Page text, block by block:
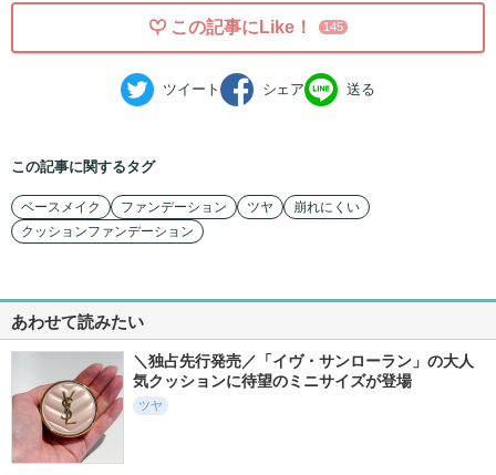
この記事にLike！ 145
ツイート シェア 送る
この記事に関するタグ
ベースメイク ファンデーション ツヤ
崩れにくい
クッションファンデーション
あわせて読みたい
＼独占先行発売／「イヴ・サンローラン」の大人
気クッションに待望のミニサイズが登場
ツヤ